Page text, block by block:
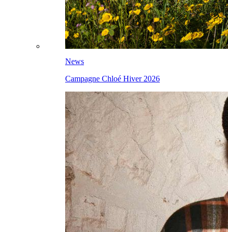
News
Campagne Chloé Hiver 2026